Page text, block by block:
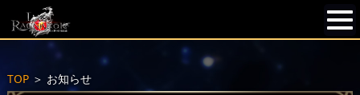
TOP＞ お知らせ